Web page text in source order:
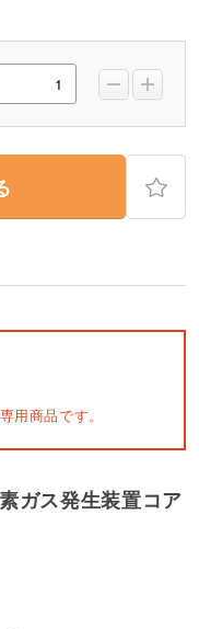
用商品です。
ガス発生装置コア